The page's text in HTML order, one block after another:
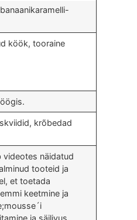
köök, tooraine
krõbedad
videotes näidatud
tooteid ja
et toetada
keetmine ja
ja säilivus.